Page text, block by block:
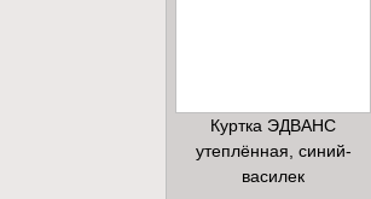
Куртка ЭДВАНС
утеплённая, синий-
василек